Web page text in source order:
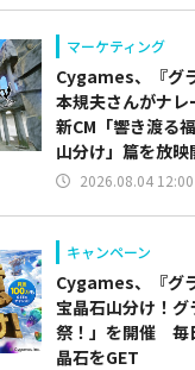
マーケティング
Cygames、『グ
本規夫さんがナ
新CM「響き渡る
山分け」篇を放映
2026.08.04 12:00
キャンペーン
Cygames、『グ
宝晶石山分け！
祭！」を開催 毎
晶石をGET